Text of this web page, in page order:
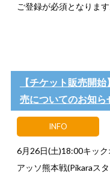
ご登録が必須となります
【チケット販売開
売についてのお知ら
INFO
6月26日(土)18:00キッ
アッソ熊本戦(Pikaraス